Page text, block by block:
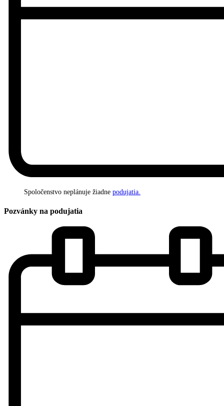
Spoločenstvo neplánuje žiadne podujatia.
Pozvánky na podujatia